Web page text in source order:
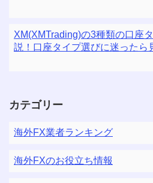
XM(XMTrading)の3種類の口座
説！口座タイプ選びに迷ったら
カテゴリー
海外FX業者ランキング
海外FXのお役立ち情報